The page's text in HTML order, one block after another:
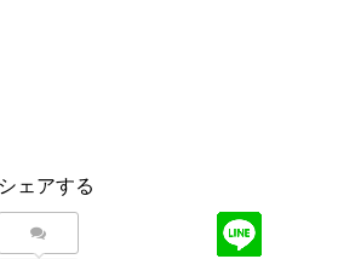
シェアする